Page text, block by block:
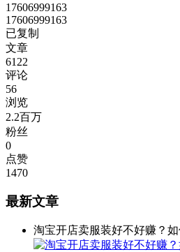
17606999163
17606999163
已复制
文章
6122
评论
56
浏览
2.2百万
粉丝
0
点赞
1470
最新文章
淘宝开店卖服装好不好赚？